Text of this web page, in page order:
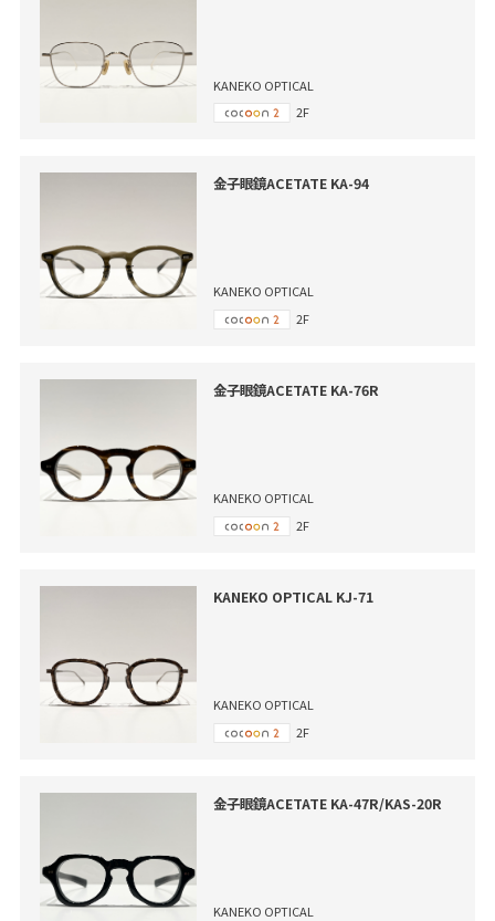
KANEKO OPTICAL
2F
金子眼鏡ACETATE KA-94
KANEKO OPTICAL
2F
金子眼鏡ACETATE KA-76R
KANEKO OPTICAL
2F
KANEKO OPTICAL KJ-71
KANEKO OPTICAL
2F
金子眼鏡ACETATE KA-47R/KAS-20R
KANEKO OPTICAL